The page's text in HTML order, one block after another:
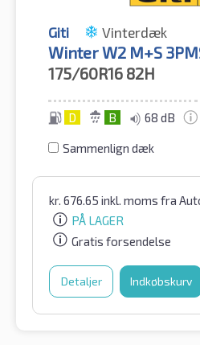
Giti Vinterdæk
Winter W2 M+S
175/60R16 82H
D B 68 dB
Sammenlign dæk
kr. 676.65 inkl. moms fra
PÅ LAGER
Gratis forsendelse
Detaljer Indkøbskurv